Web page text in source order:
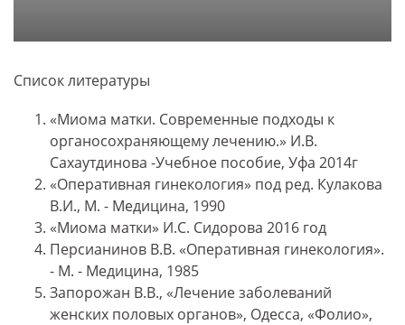
Список литературы
«Миома матки. Современные подходы к
органосохраняющему лечению.» И.В.
Сахаутдинова -Учебное пособие, Уфа 2014г
«Оперативная гинекология» под ред. Кулакова
В.И., М. - Медицина, 1990
«Миома матки» И.С. Сидорова 2016 год
Персианинов В.В. «Оперативная гинекология».
- М. - Медицина, 1985
Запорожан В.В., «Лечение заболеваний
женских половых органов», Одесса, «Фолио»,